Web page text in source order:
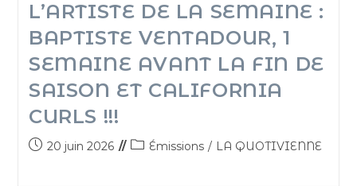
L’ARTISTE DE LA SEMAINE :
BAPTISTE VENTADOUR, 1
SEMAINE AVANT LA FIN DE
SAISON ET CALIFORNIA
CURLS !!!
20 juin 2026 Émissions / LA QUOTIVIENNE